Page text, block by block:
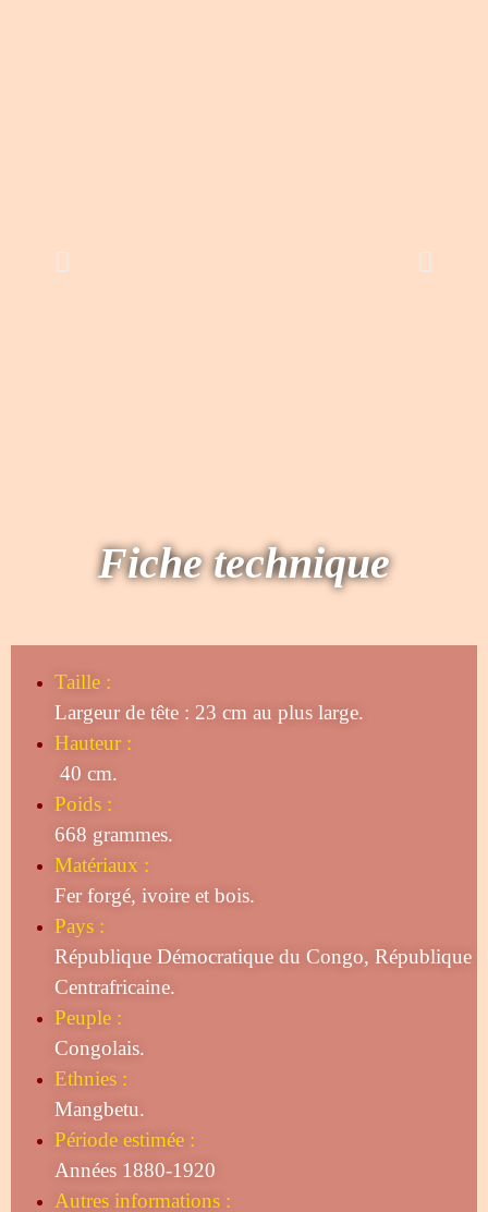
Fiche technique
Taille :
Largeur de tête : 23 cm au plus large.
Hauteur :
40 cm.
Poids :
668 grammes.
Matériaux :
Fer forgé, ivoire et bois.
Pays :
République Démocratique du Congo, République
Centrafricaine.
Peuple :
Congolais.
Ethnies :
Mangbetu.
Période estimée :
Années 1880-1920
Autres informations :